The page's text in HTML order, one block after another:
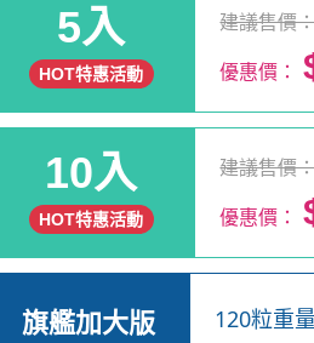
5入
HOT特惠活動
建議售價
優惠價：
10入
HOT特惠活動
建議售價
優惠價：
旗艦加大版 120粒重